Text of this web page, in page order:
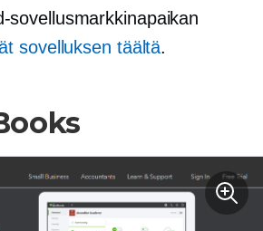
sovellusmarkkinapaikan
sovelluksen täältä.